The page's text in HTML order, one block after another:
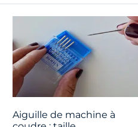
Aiguille de machine à